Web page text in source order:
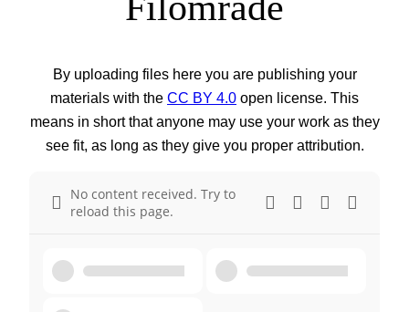
By uploading files here you are publishing your
materials with the CC BY 4.0 open license. This
means in short that anyone may use your work as they
see fit, as long as they give you proper attribution.
No content received. Try to
reload this page.